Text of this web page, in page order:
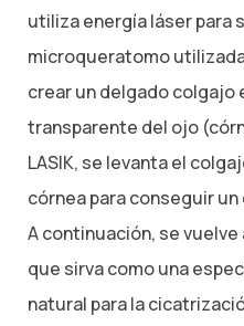
utiliza energía láser para
microqueratomo
crear un delgado colgajo
transparente del ojo
LASIK, se levanta el
córnea para conseguir
A continuación, se
que sirva como una
natural para la